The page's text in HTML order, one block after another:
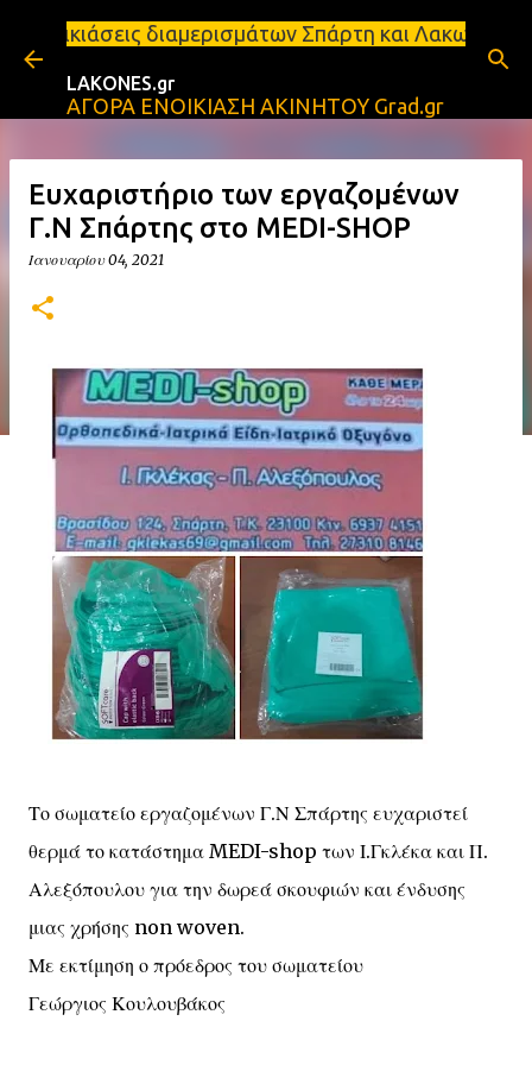
Μετάβαση στο κύριο περιεχόμενο
Σπάρτη και Λακωνία Σπάρτη -
LAKONES.gr
ΑΓΟΡΑ ΕΝΟΙΚΙΑΣΗ ΑΚΙΝΗΤΟΥ Grad.gr
Ευχαριστήριο των εργαζομένων
Γ.Ν Σπάρτης στο MEDI-SHOP
Ιανουαρίου 04, 2021
Το σωματείο εργαζομένων Γ.Ν Σπάρτης ευχαριστεί
θερμά το κατάστημα MEDI-shop των Ι.Γκλέκα και Π.
Αλεξόπουλου για την δωρεά σκουφιών και ένδυσης
μιας χρήσης non woven.
Με εκτίμηση ο πρόεδρος του σωματείου
Γεώργιος Κουλουβάκος